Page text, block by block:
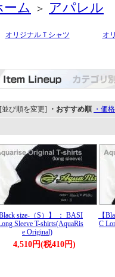
ーム ＞ アパレル
オリジナルＴシャツ オ
[並び順を変更] ・おすすめ順 ・価
Black size-（S）】 ： BASI
Sleeve T-shirts(AquaRis
e Original)
4,510円(税410円)
【
C